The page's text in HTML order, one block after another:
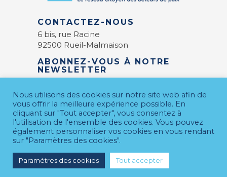
CONTACTEZ-NOUS
6 bis, rue Racine
92500 Rueil-Malmaison
ABONNEZ-VOUS À NOTRE
NEWSLETTER
E-mail*
© 2026 CDM
MENTIONS LÉGALES
Nous utilisons des cookies sur notre site web afin de
vous offrir la meilleure expérience possible. En
cliquant sur "Tout accepter", vous consentez à
l'utilisation de l'ensemble des cookies. Vous pouvez
également personnaliser vos cookies en vous rendant
sur "Paramètres des cookies".
Paramètres des cookies Tout accepter